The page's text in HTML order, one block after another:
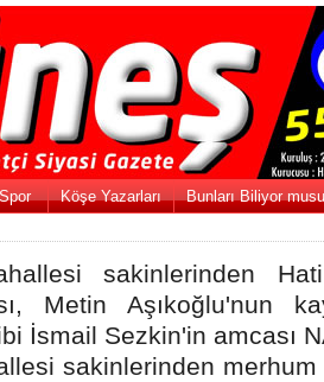
Köşe Yazarları Bunları Biliyor
sakinlerinden
Metin Aşıkoğlu'nun
İsmail Sezkin'in amcası
sakinlerinden